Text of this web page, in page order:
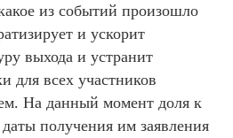
из событий произошло
и ускорит
выхода и устранит
для всех участников
На данный момент доля к
получения им заявления